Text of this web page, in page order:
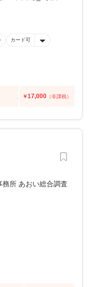
カード可
￥17,000 （非課税）